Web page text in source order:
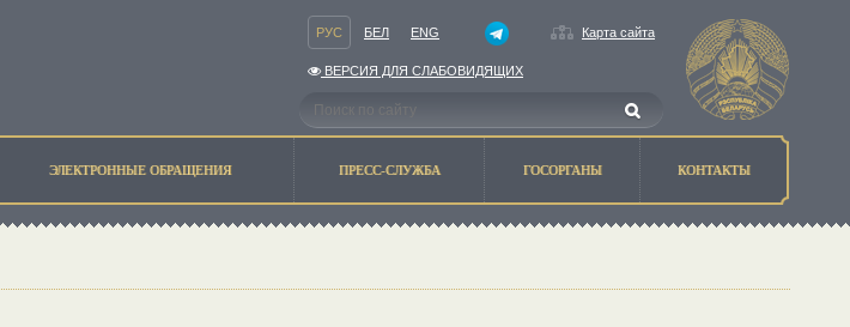
РУС БЕЛ ENG Карта сайта
ВЕРСИЯ ДЛЯ СЛАБОВИДЯЩИХ
ЭЛЕКТРОННЫЕ ОБРАЩЕНИЯ ПРЕСС-СЛУЖБА ГОСОРГАНЫ КОНТАКТЫ